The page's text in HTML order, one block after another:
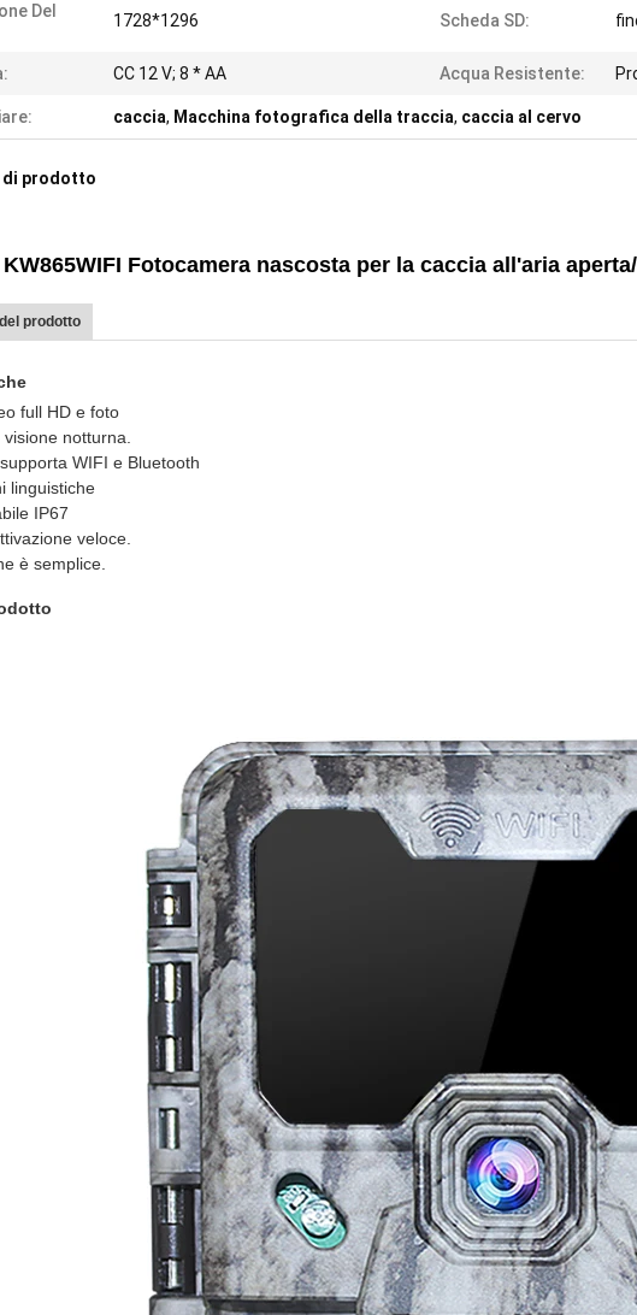
Del
1728*1296 Scheda SD:
CC 12 V; 8 * AA Acqua Resistente:
caccia, Macchina fotografica della traccia, caccia al cervo
di prodotto
KW865WIFI Fotocamera nascosta per la caccia all'aria
prodotto
full HD e foto
notturna.
WIFI e Bluetooth
linguistiche
IP67
veloce.
è semplice.